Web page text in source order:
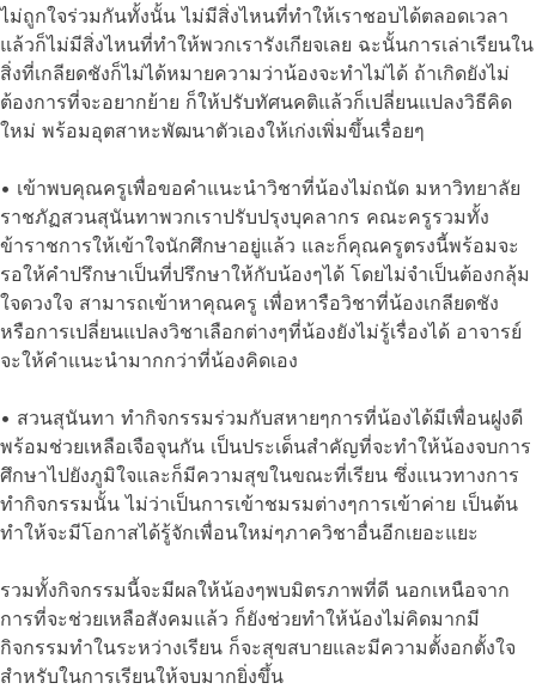
ไม่ถูกใจร่วมกันทั้งนั้น ไม่มีสิ่งไหนที่ทำให้เราชอบได้ตลอดเวลา
แล้วก็ไม่มีสิ่งไหนที่ทำให้พวกเรารังเกียจเลย ฉะนั้นการเล่าเรียนใน
สิ่งที่เกลียดชังก็ไม่ได้หมายความว่าน้องจะทำไม่ได้ ถ้าเกิดยังไม่
ต้องการที่จะอยากย้าย ก็ให้ปรับทัศนคติแล้วก็เปลี่ยนแปลงวิธีคิด
ใหม่ พร้อมอุตสาหะพัฒนาตัวเองให้เก่งเพิ่มขึ้นเรื่อยๆ
• เข้าพบคุณครูเพื่อขอคำแนะนำวิชาที่น้องไม่ถนัด มหาวิทยาลัย
ราชภัฏสวนสุนันทาพวกเราปรับปรุงบุคลากร คณะครูรวมทั้ง
ข้าราชการให้เข้าใจนักศึกษาอยู่แล้ว และก็คุณครูตรงนี้พร้อมจะ
รอให้คำปรึกษาเป็นที่ปรึกษาให้กับน้องๆได้ โดยไม่จำเป็นต้องกลุ้ม
ใจดวงใจ สามารถเข้าหาคุณครู เพื่อหารือวิชาที่น้องเกลียดชัง
หรือการเปลี่ยนแปลงวิชาเลือกต่างๆที่น้องยังไม่รู้เรื่องได้ อาจารย์
จะให้คำแนะนำมากกว่าที่น้องคิดเอง
• สวนสุนันทา ทำกิจกรรมร่วมกับสหายๆการที่น้องได้มีเพื่อนฝูงดี
พร้อมช่วยเหลือเจือจุนกัน เป็นประเด็นสำคัญที่จะทำให้น้องจบการ
ศึกษาไปยังภูมิใจและก็มีความสุขในขณะที่เรียน ซึ่งแนวทางการ
ทำกิจกรรมนั้น ไม่ว่าเป็นการเข้าชมรมต่างๆการเข้าค่าย เป็นต้น
ทำให้จะมีโอกาสได้รู้จักเพื่อนใหม่ๆภาควิชาอื่นอีกเยอะแยะ
รวมทั้งกิจกรรมนี้จะมีผลให้น้องๆพบมิตรภาพที่ดี นอกเหนือจาก
การที่จะช่วยเหลือสังคมแล้ว ก็ยังช่วยทำให้น้องไม่คิดมากมี
กิจกรรมทำในระหว่างเรียน ก็จะสุขสบายและมีความตั้งอกตั้งใจ
สำหรับในการเรียนให้จบมากยิ่งขึ้น